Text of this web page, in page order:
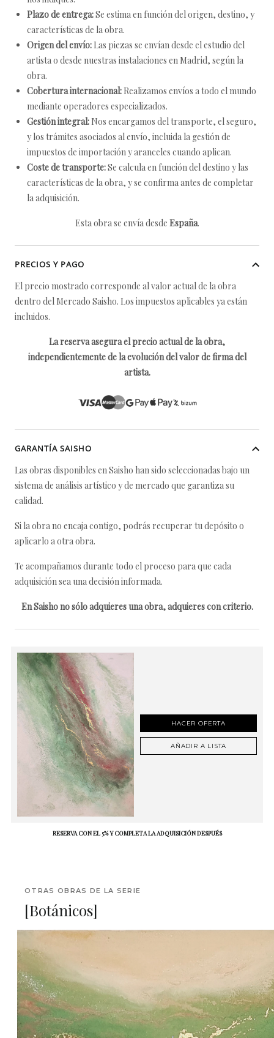
Plazo de entrega:Se estima en función del origen, destino, y
características de la obra.
Origen del envío: Las piezas se envían desde el estudio del
artista o desde nuestras instalaciones en Madrid, según la
obra.
Cobertura internacional: Realizamos envíos a todo el mundo
mediante operadores especializados.
Gestión integral: Nos encargamos del transporte, el seguro,
y los trámites asociados al envío, incluida la gestión de
impuestos de importación y aranceles cuando aplican.
Coste de transporte:Se calcula en función del destino y las
características de la obra, y se confirma antes de completar
la adquisición.
Esta obra se envía desde España.
PRECIOS Y PAGO
El precio mostrado corresponde al valor actual de la obra
dentro del Mercado Saisho. Los impuestos aplicables ya están
incluidos.
La reserva asegura el precio actual de la obra,
independientemente de la evolución del valor de firma del
artista.
GARANTÍA SAISHO
Las obras disponibles en Saisho han sido seleccionadas bajo un
sistema de análisis artístico y de mercado que garantiza su
calidad.
Si la obra no encaja contigo, podrás recuperar tu depósito o
aplicarlo a otra obra.
Te acompañamos durante todo el proceso para que cada
adquisición sea una decisión informada.
En Saisho no sólo adquieres una obra, adquieres con criterio.
HACER OFERTA
AÑADIR A LISTA
RESERVA CON EL 5% Y COMPLETA LA ADQUISICIÓN DESPUÉS
OTRAS OBRAS DE LA SERIE
[Botánicos]